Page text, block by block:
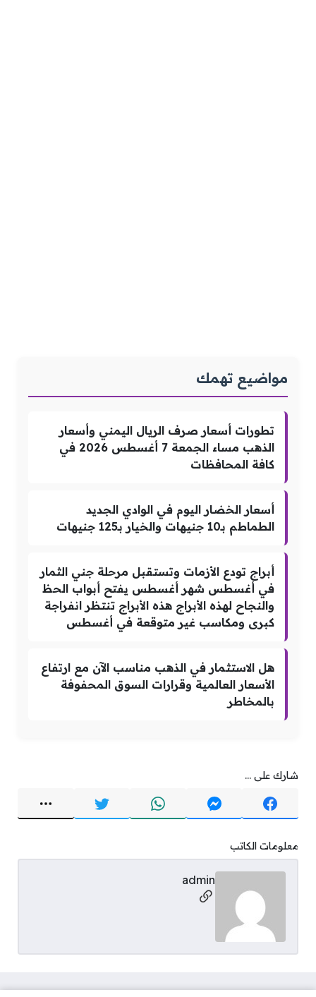
مواضيع تهمك
تطورات أسعار صرف الريال اليمني وأسعار
الذهب مساء الجمعة 7 أغسطس 2026 في
كافة المحافظات
أسعار الخضار اليوم في الوادي الجديد
الطماطم بـ10 جنيهات والخيار بـ125 جنيهات
أبراج تودع الأزمات وتستقبل مرحلة جني الثمار
في أغسطس شهر أغسطس يفتح أبواب الحظ
والنجاح لهذه الأبراج هذه الأبراج تنتظر انفراجة
كبرى ومكاسب غير متوقعة في أغسطس
هل الاستثمار في الذهب مناسب الآن مع ارتفاع
الأسعار العالمية وقرارات السوق المحفوفة
بالمخاطر
شارك على ...
معلومات الكاتب
admin
مواقع التواصل